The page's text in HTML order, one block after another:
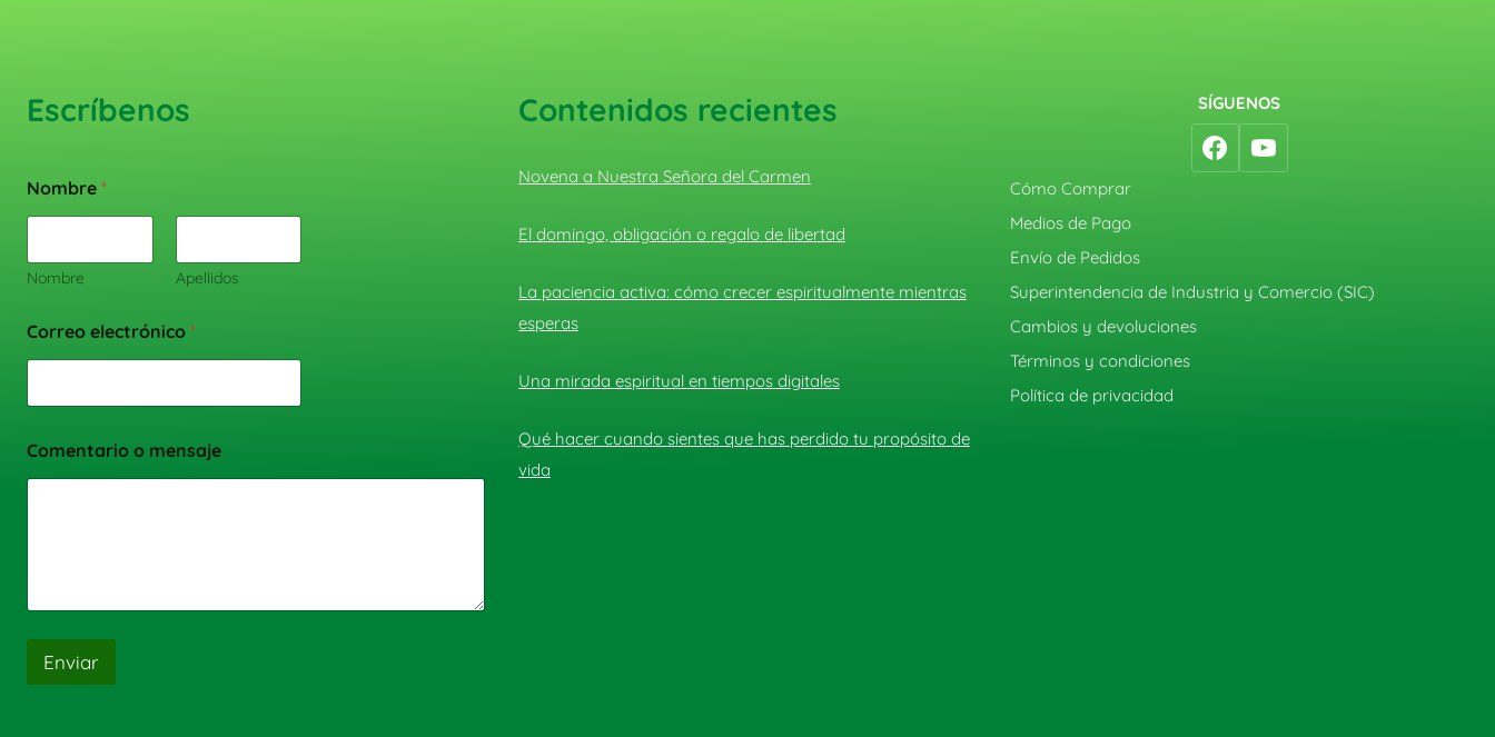
Escríbenos
Nombre *
Nombre Apellidos
Correo electrónico *
Comentario o mensaje
Enviar
Contenidos recientes
Novena a Nuestra Señora del Carmen
El domingo, obligación o regalo de libertad
La paciencia activa: cómo crecer espiritualmente mientras
esperas
Una mirada espiritual en tiempos digitales
Qué hacer cuando sientes que has perdido tu propósito de
vida
SÍGUENOS
Cómo Comprar
Medios de Pago
Envío de Pedidos
Superintendencia de Industria y Comercio (SIC)
Cambios y devoluciones
Términos y condiciones
Política de privacidad